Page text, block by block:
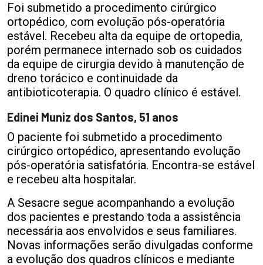
Foi submetido a procedimento cirúrgico
ortopédico, com evolução pós-operatória
estável. Recebeu alta da equipe de ortopedia,
porém permanece internado sob os cuidados
da equipe de cirurgia devido à manutenção de
dreno torácico e continuidade da
antibioticoterapia. O quadro clínico é estável.
Edinei Muniz dos Santos, 51 anos
O paciente foi submetido a procedimento
cirúrgico ortopédico, apresentando evolução
pós-operatória satisfatória. Encontra-se estável
e recebeu alta hospitalar.
A Sesacre segue acompanhando a evolução
dos pacientes e prestando toda a assistência
necessária aos envolvidos e seus familiares.
Novas informações serão divulgadas conforme
a evolução dos quadros clínicos e mediante